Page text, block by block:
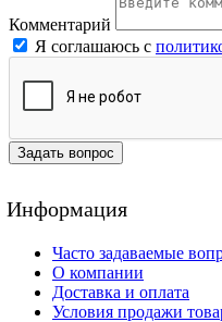
Комментарий
Я соглашаюсь с
Задать вопрос
Информация
Часто задаваемые
О компании
Доставка и оплата
Условия продажи